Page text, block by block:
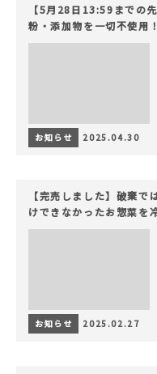
【5月28日13:59までの
粉・添加物を一切不使用
ツでヘルシーライフを。
お知らせ 2025.04.30
【完売しました】破棄
けできなかったお惣菜を
お知らせ 2025.02.27